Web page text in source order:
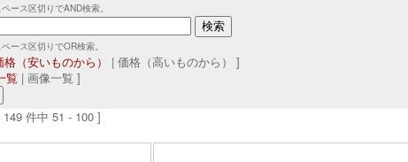
ース区切りでAND検索。
ース区切りでOR検索。
格（安いものから）
| 価格（高いものから） ]
覧 | 画像一覧 ]
件中 51 - 100 ]